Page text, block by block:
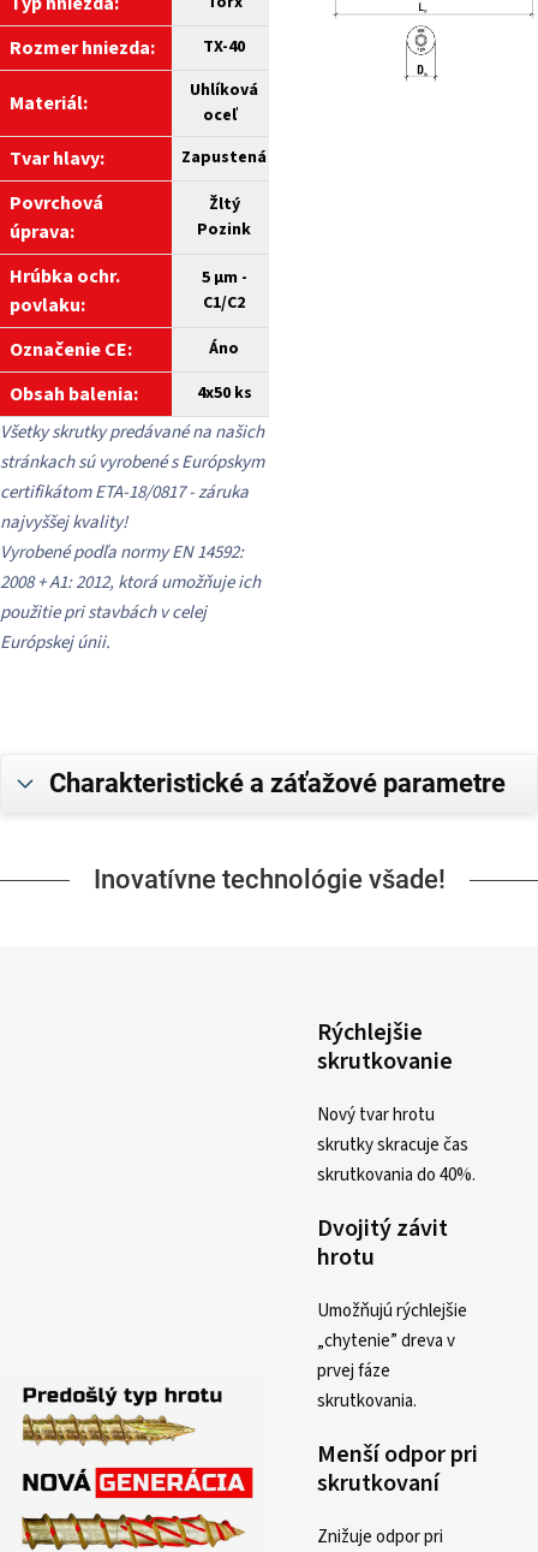
Rozmer hniezda: TX-40
Materiál:
Uhlíková
oceľ
Tvar hlavy: Zapustená
Povrchová
úprava:
Žltý
Pozink
Hrúbka ochr.
povlaku:
5 µm -
C1/C2
Označenie CE: Áno
Obsah balenia: 4x50 ks
Všetky skrutky predávané na našich
stránkach sú vyrobené s Európskym
certifikátom ETA-18/0817 - záruka
najvyššej kvality!
Vyrobené podľa normy EN 14592:
2008 + A1: 2012, ktorá umožňuje ich
použitie pri stavbách v celej
Európskej únii.
Charakteristické a záťažové parametre
Inovatívne technológie všade!
Rýchlejšie
skrutkovanie
Nový tvar hrotu
skrutky skracuje čas
skrutkovania do 40%.
Dvojitý závit
hrotu
Umožňujú rýchlejšie
„chytenie” dreva v
prvej fáze
skrutkovania.
Menší odpor pri
skrutkovaní
Znižuje odpor pri